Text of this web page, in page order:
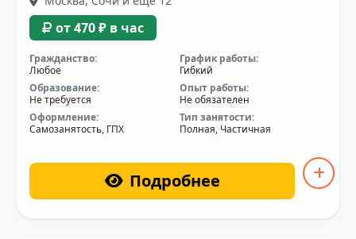
от 470 ₽ в час
Гражданство:
Любое
График работы:
Гибкий
Образование:
Не требуется
Опыт работы:
Не обязателен
Оформление:
Самозанятость, ГПХ
Тип занятости:
Полная, Частичная
Подробнее